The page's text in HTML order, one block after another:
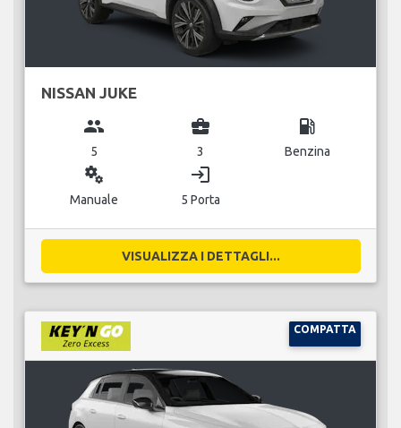
NISSAN JUKE
group
5
business_center
3
local_gas_station
Benzina
miscellaneous_services
Manuale
login
5 Porta
VISUALIZZA I DETTAGLI...
COMPATTA